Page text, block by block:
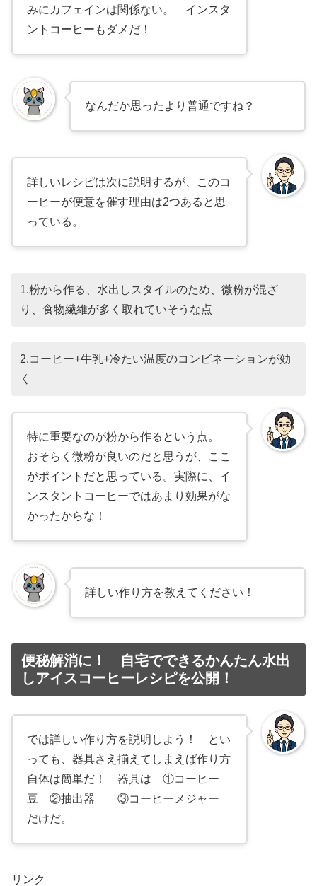
みにカフェインは関係ない。 インスタ
ントコーヒーもダメだ！
なんだか思ったより普通ですね？
詳しいレシピは次に説明するが、このコ
ーヒーが便意を催す理由は2つあると思
っている。
1.粉から作る、水出しスタイルのため、微粉が混ざ
り、食物繊維が多く取れていそうな点
2.コーヒー+牛乳+冷たい温度のコンビネーションが効
く
特に重要なのが粉から作るという点。
おそらく微粉が良いのだと思うが、ここ
がポイントだと思っている。実際に、イ
ンスタントコーヒーではあまり効果がな
かったからな！
詳しい作り方を教えてください！
便秘解消に！ 自宅でできるかんたん水出
しアイスコーヒーレシピを公開！
では詳しい作り方を説明しよう！ とい
っても、器具さえ揃えてしまえば作り方
自体は簡単だ！ 器具は ①コーヒー
豆 ②抽出器 ③コーヒーメジャー
だけだ。
リンク